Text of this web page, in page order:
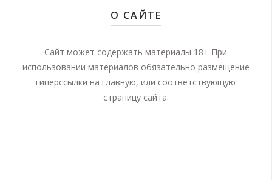
О САЙТЕ
Сайт может содержать материалы 18+ При
использовании материалов обязательно размещение
гиперссылки на главную, или соответствующую
страницу сайта.